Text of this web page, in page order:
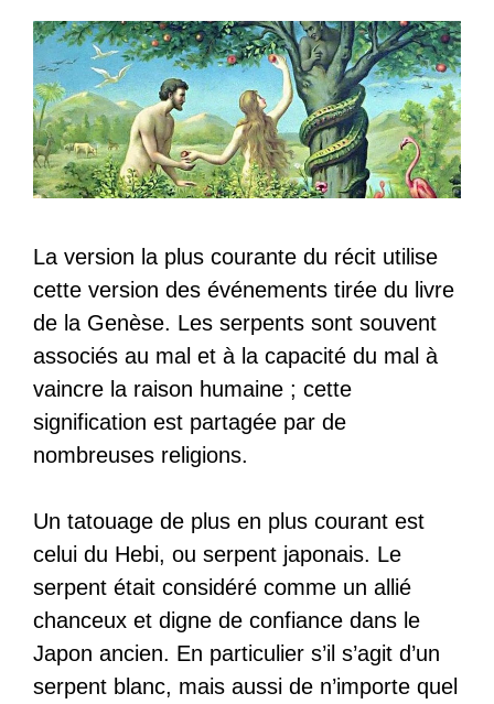
La version la plus courante du récit utilise
cette version des événements tirée du livre
de la Genèse. Les serpents sont souvent
associés au mal et à la capacité du mal à
vaincre la raison humaine ; cette
signification est partagée par de
nombreuses religions.
Un tatouage de plus en plus courant est
celui du Hebi, ou serpent japonais. Le
serpent était considéré comme un allié
chanceux et digne de confiance dans le
Japon ancien. En particulier s’il s’agit d’un
serpent blanc, mais aussi de n’importe quel